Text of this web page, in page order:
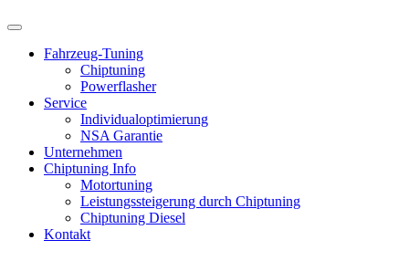
Fahrzeug-Tuning
Chiptuning
Powerflasher
Service
Individualoptimierung
NSA Garantie
Unternehmen
Chiptuning Info
Motortuning
Leistungssteigerung durch Chiptuning
Chiptuning Diesel
Kontakt